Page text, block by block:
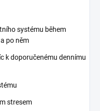
systému během
po něm
k doporučenému dennímu
stresem